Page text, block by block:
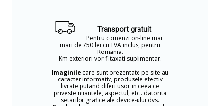
Transport gratuit
Pentru comenzi on-line mai
mari de 750 lei cu TVA inclus, pentru
Romania.
Km exteriori vor fi taxati suplimentar.
Imaginile care sunt prezentate pe site au
caracter informativ, produsele efectiv
livrate putand diferi usor in ceea ce
priveste nuantele, aspectul, etc.. datorita
setarilor grafice ale device-ului dvs.